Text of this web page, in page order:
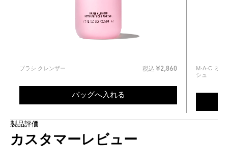
ブラシ クレンザー 税込 ¥2,860
バッグへ入れる
M·A·C ミ
シュ
製品評価
カスタマーレビュー